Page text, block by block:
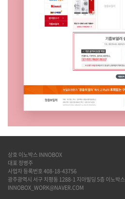
상호 이노박스 INNOBOX
대표 정병주
사업자 등록번호 408-18-43756
광주광역시 서구 치평동 1288-1 지아빌딩 5층 이노박스
INNOBOX_WORK@NAVER.COM